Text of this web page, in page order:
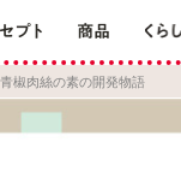
椒肉絲の素の開発物語